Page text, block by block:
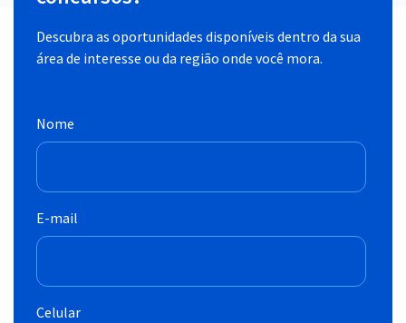
Descubra as oportunidades disponíveis dentro da sua
área de interesse ou da região onde você mora.
Nome
E-mail
Celular